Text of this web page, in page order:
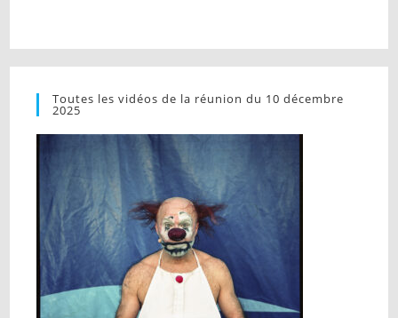
Toutes les vidéos de la réunion du 10 décembre
2025